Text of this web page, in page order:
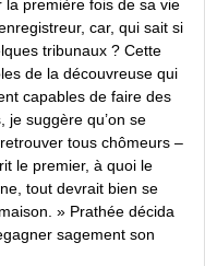
la première fois de sa vie
car, qui sait si
tribunaux ? Cette
de la découvreuse qui
capables de faire des
je suggère qu’on se
tous chômeurs –
le premier, à quoi le
tout devrait bien se
» Prathée décida
sagement son